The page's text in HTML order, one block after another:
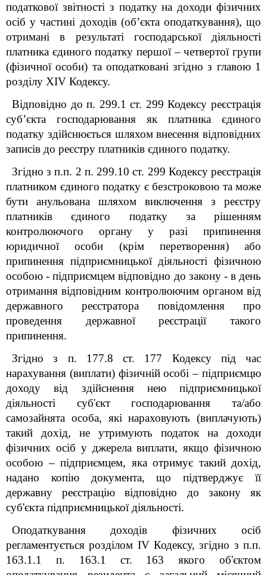
податкової звітності з податку на доходи фізичних
осіб у частині доходів (об’єкта оподаткування), що
отримані в результаті господарської діяльності
платника єдиного податку першої – четвертої групи
(фізичної особи) та оподатковані згідно з главою 1
розділу XIV Кодексу.
Відповідно до п. 299.1 ст. 299Кодексуреєстрація
суб’єкта господарювання як платника єдиного
податку здійснюється шляхом внесення відповідних
записів до реєстру платників єдиного податку.
Згідно з п.п. 2 п. 299.10 ст. 299 Кодексу реєстрація
платником єдиного податку є безстроковою та може
бути анульована шляхом виключення з реєстру
платників єдиного податку за рішенням
контролюючого органу у разі припинення
юридичної особи (крім перетворення) або
припинення підприємницької діяльності фізичною
особою - підприємцем відповідно до закону - в день
отримання відповідним контролюючим органом від
державного реєстратора повідомлення про
проведення державної реєстрації такого
припинення.
Згідно з п. 177.8 ст. 177 Кодексу під час
нарахування (виплати) фізичній особі – підприємцю
доходу від здійснення нею підприємницької
діяльності суб'єкт господарювання та/або
самозайнята особа, які нараховують (виплачують)
такий дохід, не утримують податок на доходи
фізичних осіб у джерела виплати, якщо фізичною
особою – підприємцем, яка отримує такий дохід,
надано копію документа, що підтверджує її
державну реєстрацію відповідно до закону як
суб'єкта підприємницької діяльності.
Оподаткування доходів фізичних осіб
регламентується розділом IV Кодексу, згідно з п.п.
163.1.1 п. 163.1 ст. 163 якого об'єктом